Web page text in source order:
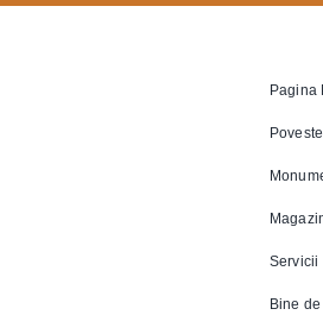
Pagina
Servicii
Bine